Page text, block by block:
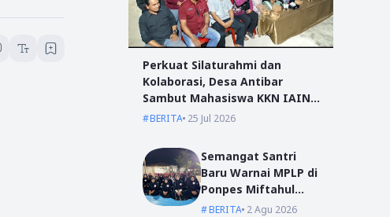
Perkuat Silaturahmi dan
Kolaborasi, Desa Antibar
Sambut Mahasiswa KKN IAIN
Pontianak dan UM Pontianak
BERITA 25 Jul 2026
Semangat Santri
Baru Warnai MPLP di
Ponpes Miftahul
Ulum Kumpai
BERITA 2 Agu 2026